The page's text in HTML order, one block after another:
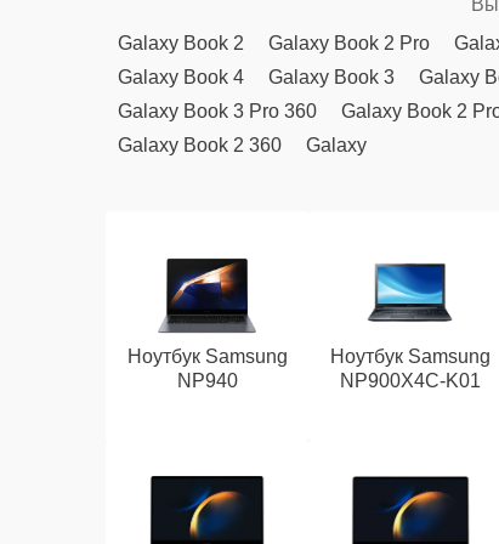
Galaxy Book 2
Galaxy Book 2 Pro
Galaxy Book 4
Galaxy Book 3 Galaxy
Galaxy Book 3 Pro 360
Galaxy Book 2
Galaxy Book 2 360
Galaxy
Ноутбук Samsung
NP940
Ноутбук Samsung
NP900X4C-K01